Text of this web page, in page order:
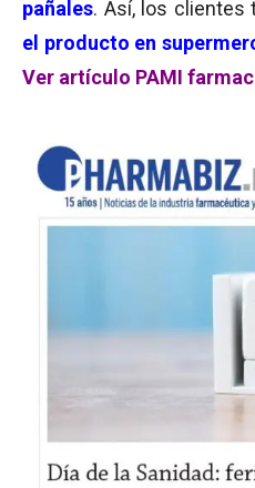
pañales. Así, los clientes
el producto en
Ver artículo PAMI